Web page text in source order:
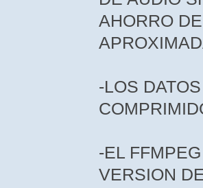
AHORRO
-LOS
-EL
VERSION